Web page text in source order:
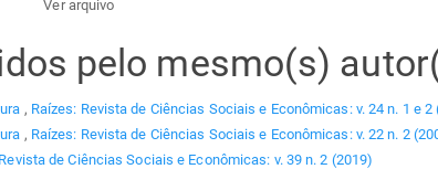
Ver arquivo
pelo mesmo(s)
, Raízes: Revista de Ciências Sociais e Econômicas: v. 24 n. 1 e 2
, Raízes: Revista de Ciências Sociais e Econômicas: v. 22 n. 2
de Ciências Sociais e Econômicas: v. 39 n. 2 (2019)